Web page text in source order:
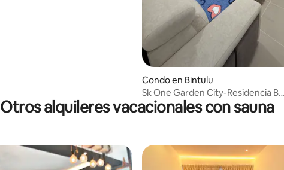
Condo en Bintulu
Sk One Garden City-Residencia B
bloque-JJJ Homestay
Otros alquileres vacacionales con sauna